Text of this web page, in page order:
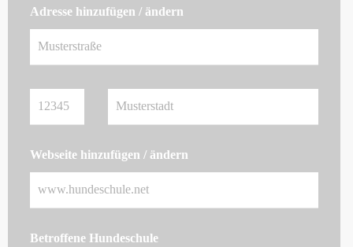
Adresse hinzufügen / ändern
Webseite hinzufügen / ändern
Betroffene Hundeschule